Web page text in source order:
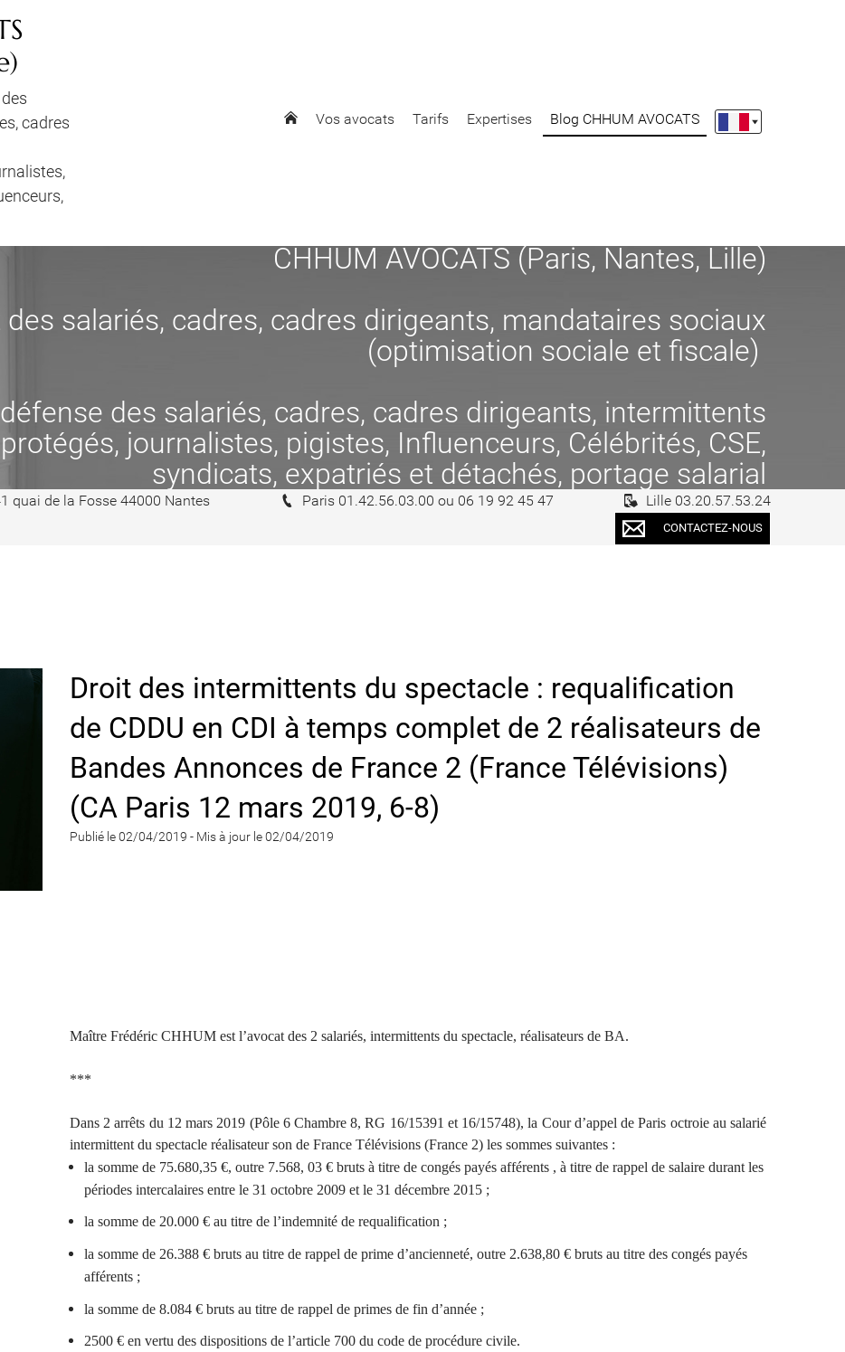
cadres
Vos avocats Tarifs Expertises Blog CHHUM AVOCATS
CHHUM AVOCATS (Paris, Nantes, Lille)
salariés, cadres, cadres dirigeants, mandataires sociaux
(optimisation sociale et fiscale)
des salariés, cadres, cadres dirigeants, intermittents
journalistes, pigistes, Influenceurs, Célébrités, CSE,
syndicats, expatriés et détachés, portage salarial
quai de la Fosse 44000 Nantes Paris 01.42.56.03.00 ou 06 19 92 45 47
Lille 03.20.57.53.24
CONTACTEZ-NOUS
Droit des intermittents du spectacle : requalification
de CDDU en CDI à temps complet de 2 réalisateurs de
Bandes Annonces de France 2 (France Télévisions)
(CA Paris 12 mars 2019, 6-8)
Publié le 02/04/2019 - Mis à jour le 02/04/2019
Maître Frédéric CHHUM est l’avocat des 2 salariés, intermittents du spectacle, réalisateurs de BA.
***
Dans 2 arrêts du 12 mars 2019 (Pôle 6 Chambre 8, RG 16/15391 et 16/15748), la Cour d’appel de Paris octroie au salarié
intermittent du spectacle réalisateur son de France Télévisions (France 2) les sommes suivantes :
la somme de 75.680,35 €, outre 7.568, 03 € bruts à titre de congés payés afférents , à titre de rappel de salaire durant les
périodes intercalaires entre le 31 octobre 2009 et le 31 décembre 2015 ;
la somme de 20.000 € au titre de l’indemnité de requalification ;
la somme de 26.388 € bruts au titre de rappel de prime d’ancienneté, outre 2.638,80 € bruts au titre des congés payés
afférents ;
la somme de 8.084 € bruts au titre de rappel de primes de fin d’année ;
2500 € en vertu des dispositions de l’article 700 du code de procédure civile.